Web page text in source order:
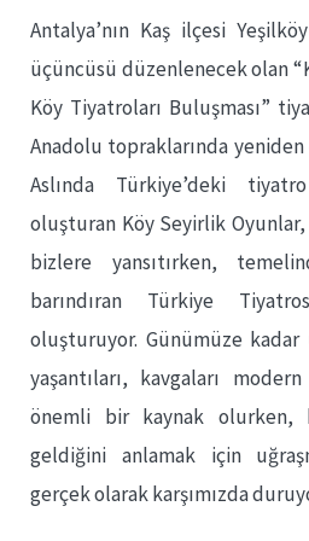
Antalya’nın Kaş ilçesi
üçüncüsü düzenlenecek olan
Köy Tiyatroları Buluşması”
Anadolu topraklarında yeniden
Aslında Türkiye’deki
oluşturan Köy Seyirlik
bizlere yansıtırken,
barındıran Türkiye
oluşturuyor. Günümüze
yaşantıları, kavgaları
önemli bir kaynak olurken,
geldiğini anlamak için
gerçek olarak karşımızda